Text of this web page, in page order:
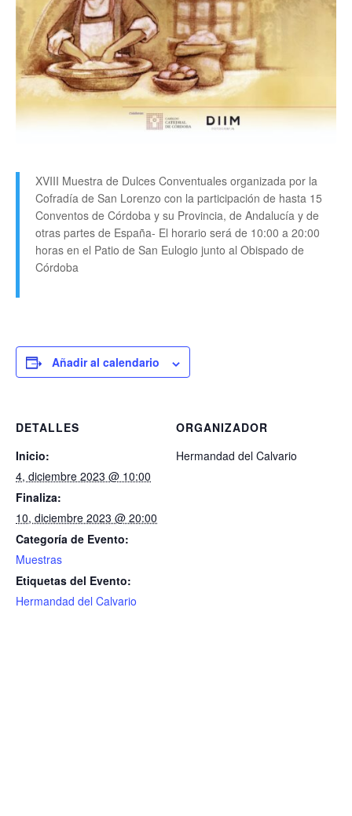
XVIII Muestra de Dulces Conventuales organizada por la
Cofradía de San Lorenzo con la participación de hasta 15
Conventos de Córdoba y su Provincia, de Andalucía y de
otras partes de España- El horario será de 10:00 a 20:00
horas en el Patio de San Eulogio junto al Obispado de
Córdoba
Añadir al calendario
DETALLES
Inicio:
4, diciembre 2023 @ 10:00
Finaliza:
10, diciembre 2023 @ 20:00
Categoría de Evento:
Muestras
Etiquetas del Evento:
Hermandad del Calvario
ORGANIZADOR
Hermandad del Calvario